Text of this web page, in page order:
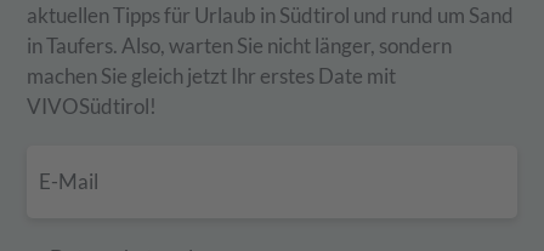
aktuellen Tipps für Urlaub in Südtirol und rund um Sand
in Taufers. Also, warten Sie nicht länger, sondern
machen Sie gleich jetzt Ihr erstes Date mit
VIVOSüdtirol!